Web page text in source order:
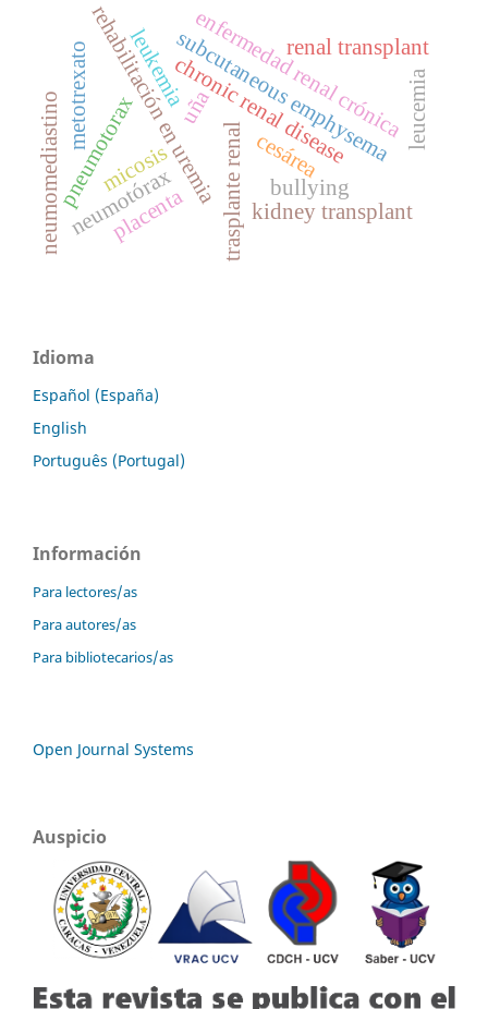
trasplante renal
enfermedad renal crónica
rehabilitación en uremia
kidney transplant
renal transplant
chronic renal disease
neumotórax
neumomediastino subcutaneous emphysema
pneumotorax
metotrexato leucemia
leukemia
micosis
uña
placenta
cesárea
bullying
Idioma
Español (España)
English
Português (Portugal)
Información
Para lectores/as
Para autores/as
Para bibliotecarios/as
Open Journal Systems
Auspicio